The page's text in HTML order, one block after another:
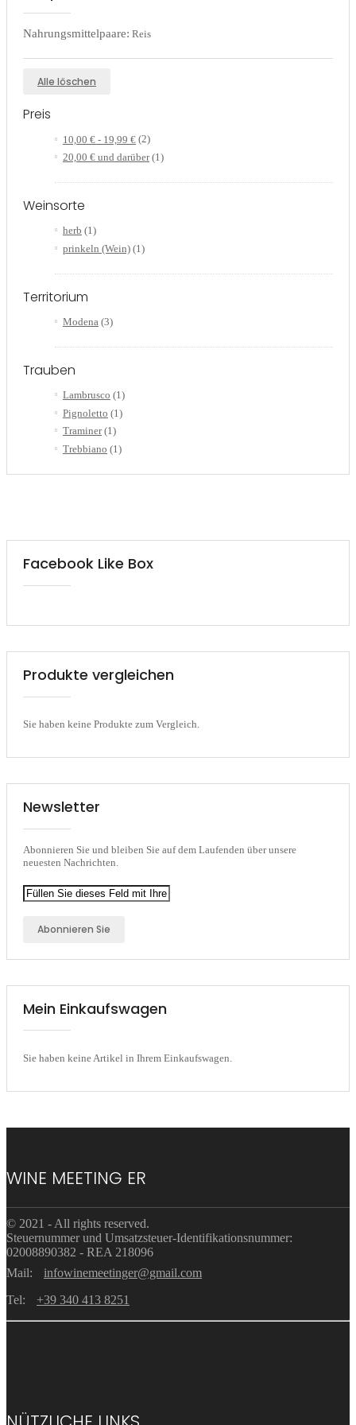
Nahrungsmittelpaare: Reis
Alle löschen
Preis
10,00 € - 19,99 € (2)
20,00 € und darüber(1)
Weinsorte
herb (1)
prinkeln (Wein) (1)
Territorium
Modena (3)
Trauben
Lambrusco (1)
Pignoletto (1)
Traminer(1)
Trebbiano (1)
Facebook Like Box
Produkte vergleichen
Sie haben keine Produkte zum Vergleich.
Newsletter
Abonnieren Sie und bleiben Sie auf dem Laufenden über unsere
neuesten Nachrichten.
Abonnieren Sie
Mein Einkaufswagen
Sie haben keine Artikel in Ihrem Einkaufswagen.
WINE MEETING ER
© 2021 - All rights reserved.
Steuernummer und Umsatzsteuer-Identifikationsnummer:
02008890382 - REA 218096
Mail:
infowinemeetinger@gmail.com
Tel:
+39 340 413 8251